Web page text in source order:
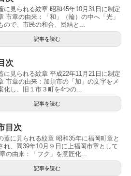
に見られる紋章 昭和45年10月31日に制定
市章の由来：「和」（輪）の中へ「光」
ので、市民の和合、団結と...
記事を読む
次
に見られる紋章 平成22年11月21日に制定
市章の由来：加須市の「加」の文字をメ
化し、旧１市３町を4つの...
記事を読む
目次
蓋に見られる紋章 昭和35年に福岡町章と
れ、同39年10月９日に上福岡市章として
の由来：「フク」を意匠化...
記事を読む